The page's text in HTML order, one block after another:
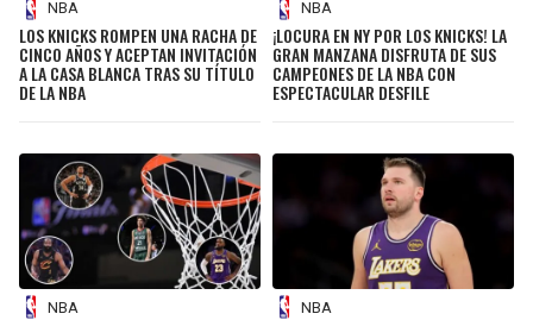
NBA
LOS KNICKS ROMPEN UNA RACHA DE
CINCO AÑOS Y ACEPTAN INVITACIÓN
A LA CASA BLANCA TRAS SU TÍTULO
DE LA NBA
NBA
¡LOCURA EN NY POR LOS KNICKS! LA
GRAN MANZANA DISFRUTA DE SUS
CAMPEONES DE LA NBA CON
ESPECTACULAR DESFILE
NBA NBA